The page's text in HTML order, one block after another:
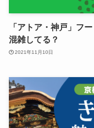
「アトア・神戸」フ
混雑してる？
2021年11月10日